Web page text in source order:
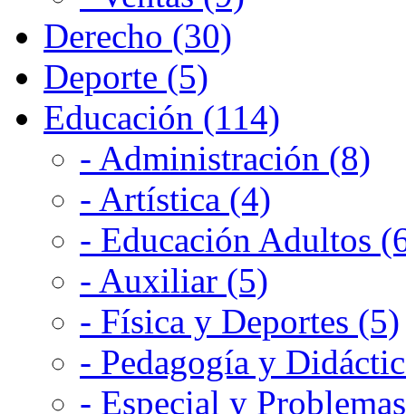
Derecho (30)
Deporte (5)
Educación (114)
- Administración (8)
- Artística (4)
- Educación Adultos
- Auxiliar (5)
- Física y Deportes (5)
- Pedagogía y
- Especial y